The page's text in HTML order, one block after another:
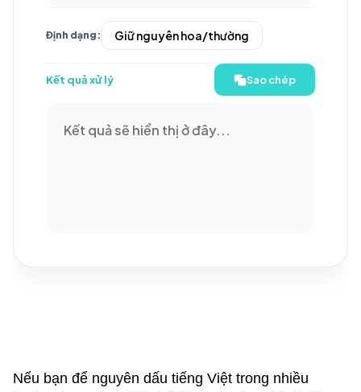
Định dạng:
Kết quả xử lý Sao chép
Nếu bạn để nguyên dấu tiếng Việt trong nhiều